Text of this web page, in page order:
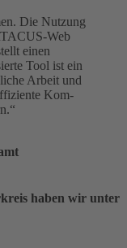
Die Nutzung
Web
einen
Tool ist ein
Arbeit und
Kom­
haben wir unter